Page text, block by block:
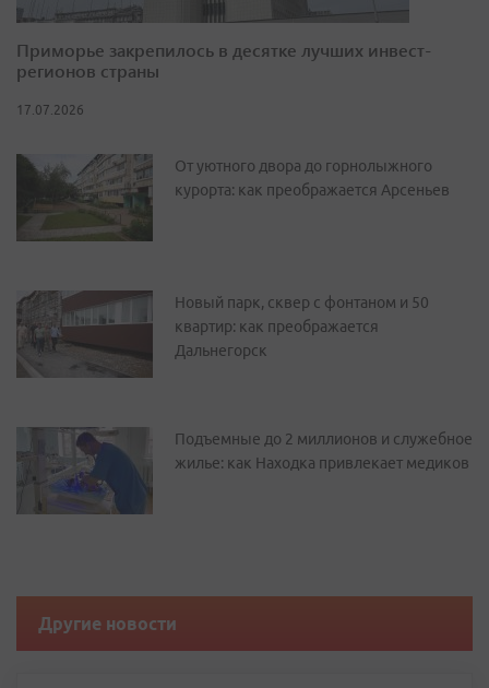
Приморье закрепилось в десятке лучших инвест-
регионов страны
17.07.2026
От уютного двора до горнолыжного
курорта: как преображается Арсеньев
Новый парк, сквер с фонтаном и 50
квартир: как преображается
Дальнегорск
Подъемные до 2 миллионов и служебное
жилье: как Находка привлекает медиков
Другие новости